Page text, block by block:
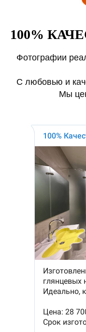
100%
Фотографии
С любовью и
Мы